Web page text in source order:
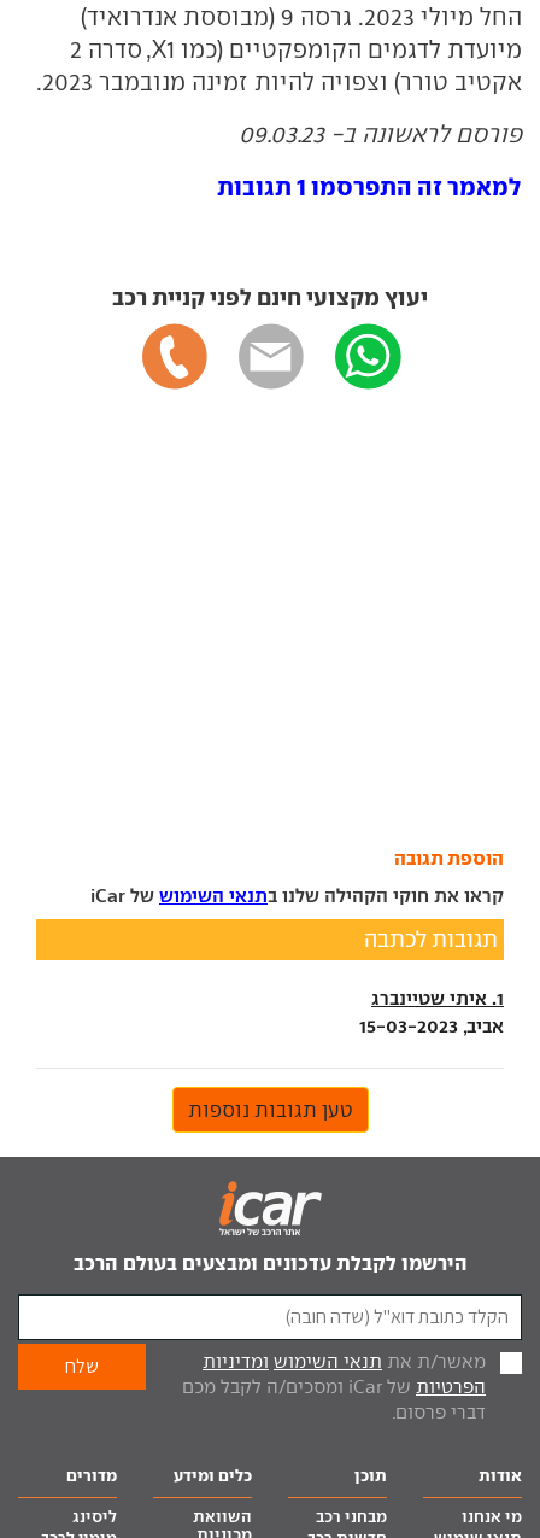
החל מיולי 2023. גרסה 9 (מבוססת אנדרואיד)
מיועדת לדגמים הקומפקטיים (כמו X1
, סדרה 2
אקטיב טורר) וצפויה להיות זמינה מנובמבר 2023.
פורסם לראשונה ב- 09.03.23
למאמר זה התפרסמו 1 תגובות
יעוץ מקצועי חינם לפני קניית רכב
הוספת תגובה
קראו את חוקי הקהילה שלנו בתנאי השימוש של iCar
תגובות לכתבה
1. איתי שטיינברג
אביב, 15-03-2023
טען תגובות נוספות
הירשמו לקבלת עדכונים ומבצעים בעולם הרכב
מאשר/ת את תנאי השימוש ומדיניות
הפרטיות
של iCar ומסכים/ה לקבל מכם
דברי פרסום.
אודות
מי אנחנו
תוכן
מבחני רכב
כלים ומידע
השוואת
מדורים
ליסינג